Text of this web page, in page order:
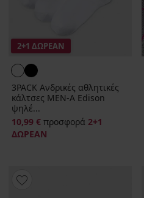
2+1 ΔΩΡΕΑΝ
3PACK Ανδρικές αθλητικές
κάλτσες MEN-A Edison
ψηλέ...
10,99 € προσφορά 2+1
ΔΩΡΕΑΝ